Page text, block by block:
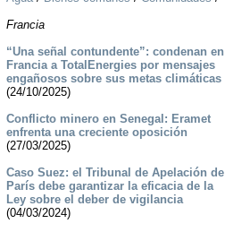
Francia
“Una señal contundente”: condenan en
Francia a TotalEnergies por mensajes
engañosos sobre sus metas climáticas
(24/10/2025)
Conflicto minero en Senegal: Eramet
enfrenta una creciente oposición
(27/03/2025)
Caso Suez: el Tribunal de Apelación de
París debe garantizar la eficacia de la
Ley sobre el deber de vigilancia
(04/03/2024)